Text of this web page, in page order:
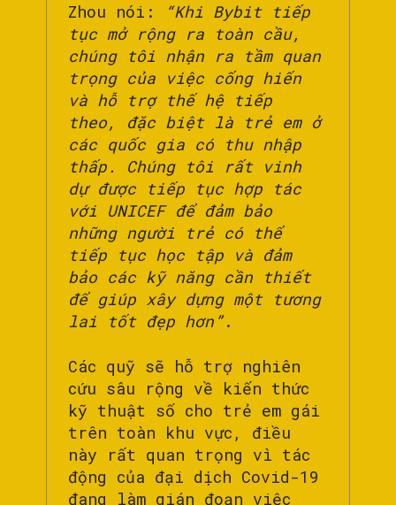
Zhou nói:
“Khi Bybit tiếp
tục mở rộng ra toàn cầu,
chúng tôi nhận ra tầm quan
trọng của việc cống hiến
và hỗ trợ thế hệ tiếp
theo, đặc biệt là trẻ em ở
các quốc gia có thu nhập
thấp. Chúng tôi rất vinh
dự được tiếp tục hợp tác
với UNICEF để đảm bảo
những người trẻ có thể
tiếp tục học tập và đảm
bảo các kỹ năng cần thiết
để giúp xây dựng một tương
lai tốt đẹp hơn”.
Các quỹ sẽ hỗ trợ nghiên
cứu sâu rộng về kiến ​​thức
kỹ thuật số cho trẻ em gái
trên toàn khu vực, điều
này rất quan trọng vì tác
động của đại dịch Covid-19
đang làm gián đoạn việc